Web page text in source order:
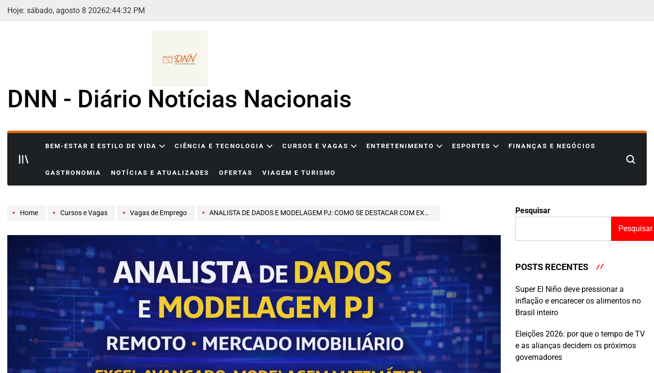
Skip
Hoje: sábado, agosto 8 20262:44:33 PM
DNN - Diário Notícias Nacionais
BEM-ESTAR E ESTILO DE VIDA CIÊNCIA E TECNOLOGIA CURSOS E VAGAS ENTRETENIMENTO ESPORTES FINANÇAS E NEGÓCIOS
GASTRONOMIA NOTÍCIAS E ATUALIZADES OFERTAS VIAGEM E TURISMO
Search
Home Cursos e Vagas Vagas de Emprego ANALISTA DE DADOS E MODELAGEM PJ: COMO SE DESTACAR COM EXCEL AVANÇADO, MODELAGEM MATEMÁTICA E INTELIGÊNCIA ANALÍTICA NO MERCADO IMOBILIÁRIO
Pesquisar
Pesquisar
POSTS RECENTES
Super El Niño deve pressionar a
inflação e encarecer os alimentos no
Brasil inteiro
Eleições 2026: por que o tempo de TV
e as alianças decidem os próximos
governadores